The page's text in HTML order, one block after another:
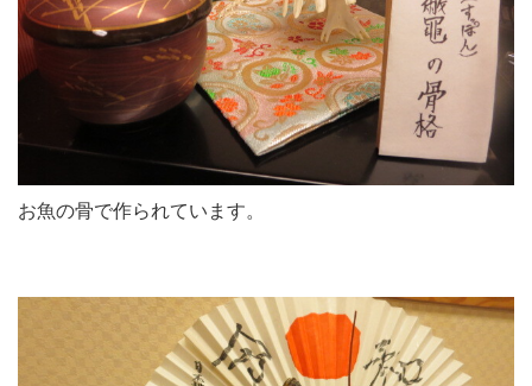
お魚の骨で作られています。